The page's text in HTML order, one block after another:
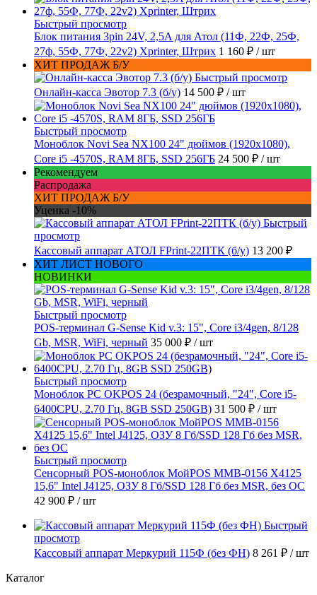
Быстрый просмотр
Блок питания 3pin 24V, 2,5A для Атол (11Ф, 22Ф, 25Ф,
27ф, 55Ф, 77Ф, 22v2) Xprinter, Штрих 1 160 ₽ / шт
ХИТ ПРОДАЖ Б/У
Быстрый просмотр
Онлайн-касса Эвотор 7.3 (б/у) 14 500 ₽ / шт
Быстрый просмотр
Моноблок Novi Sea NX100 24" дюймов (1920x1080),
Core i5 -4570S, RAM 8ГБ, SSD 256ГБ 24 500 ₽ / шт
Рекомендуем
Распродажа
ХИТ ПРОДАЖ Б/У
Уценка -10%
Быстрый
просмотр
Кассовый аппарат АТОЛ FPrint-22ПТК (б/у) 13 200 ₽
ХИТ ЛИСТ НОВОГО
НОВИНКИ
Быстрый просмотр
POS-терминал G-Sense Kid v.3: 15", Core i3/4gen, 8/128
Gb, MSR, WiFi, черный 35 000 ₽ / шт
Быстрый просмотр
Моноблок PC OKPOS 24 (безрамочный, "24", Core i5-
6400CPU, 2.70 Гц, 8GB SSD 250GB) 31 500 ₽ / шт
Быстрый просмотр
Сенсорный POS-моноблок МойPOS MMB-0156 X4125
15,6" Intel J4125, ОЗУ 8 Гб/SSD 128 Гб без MSR, без ОС
42 900 ₽ / шт
Быстрый
просмотр
Кассовый аппарат Меркурий 115Ф (без ФН) 8 261 ₽ / шт
Каталог